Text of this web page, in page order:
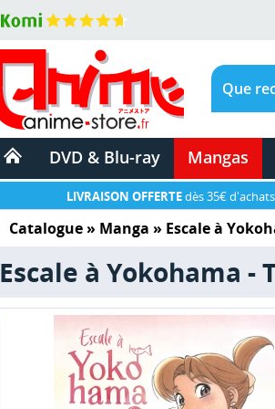
DVD & Blu-ray Mangas
LIVRAISON OFFERTEdès 35€
Catalogue» Manga » Escale à
Escale à Yokohama -